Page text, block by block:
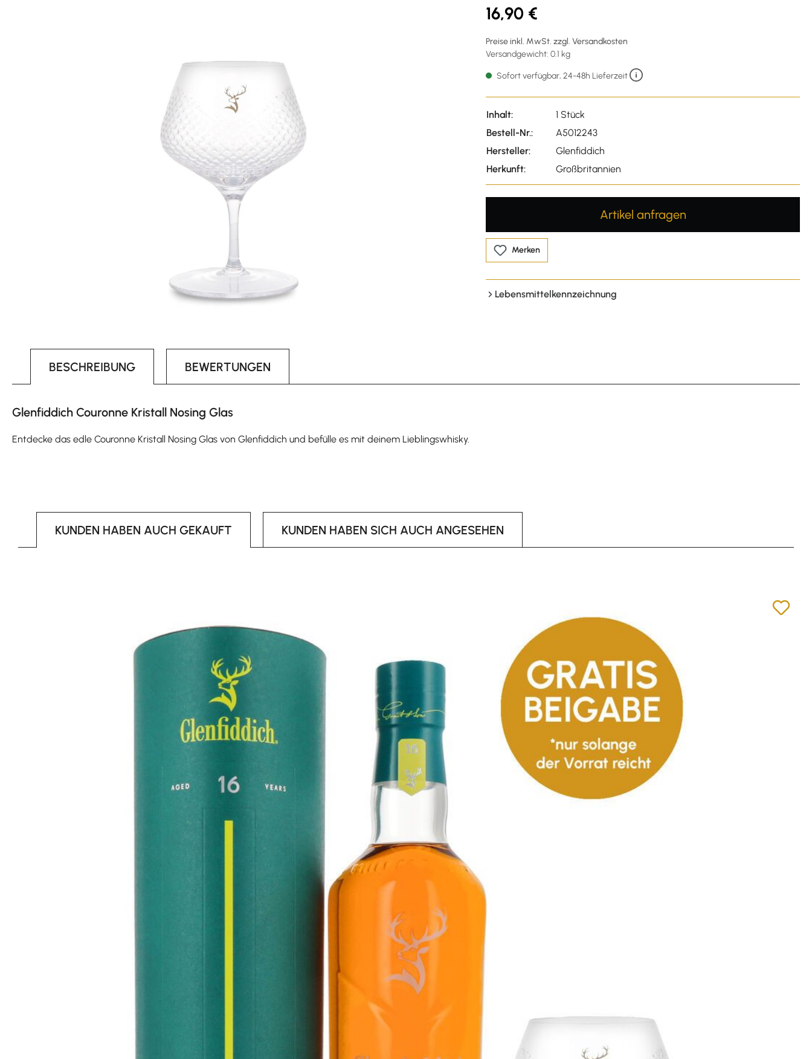
16,90 €
Preise inkl. MwSt. zzgl. Versandkosten
Versandgewicht: 0.1 kg
Sofort verfügbar, 24-48h Lieferzeit
Inhalt:
1 Stück
Bestell-Nr.:
A5012243
Hersteller:
Glenfiddich
Herkunft:
Großbritannien
Artikel anfragen
Merken
Lebensmittelkennzeichnung
BESCHREIBUNG BEWERTUNGEN
Glenfiddich Couronne Kristall Nosing Glas
Entdecke das edle Couronne Kristall Nosing Glas von Glenfiddich und befülle es mit deinem Lieblingswhisky.
KUNDEN HABEN AUCH GEKAUFT KUNDEN HABEN SICH AUCH ANGESEHEN